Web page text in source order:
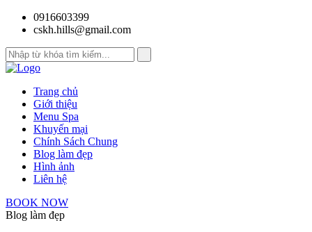
0916603399
cskh.hills@gmail.com
Trang chủ
Giới thiệu
Menu Spa
Khuyến mại
Chính Sách Chung
Blog làm đẹp
Hình ảnh
Liên hệ
BOOK NOW
Blog làm đẹp